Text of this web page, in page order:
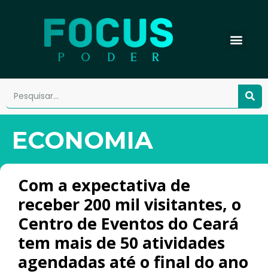
ECONOMIA
Com a expectativa de
receber 200 mil visitantes, o
Centro de Eventos do Ceará
tem mais de 50 atividades
agendadas até o final do ano